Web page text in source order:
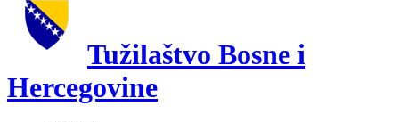
Tužilaštvo Bosne i
Hercegovine